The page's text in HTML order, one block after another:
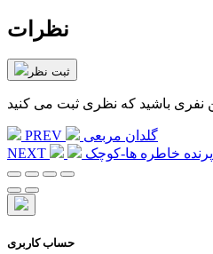
نظرات
ثبت نظر
PREV
گلدان مربعی
NEXT
پرنده خاطره ها-کوچک
حساب کاربری